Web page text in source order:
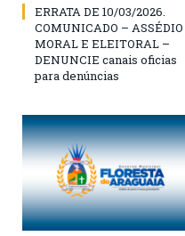
ERRATA DE 10/03/2026.
COMUNICADO – ASSÉDIO
MORAL E ELEITORAL –
DENUNCIE canais oficias
para denúncias